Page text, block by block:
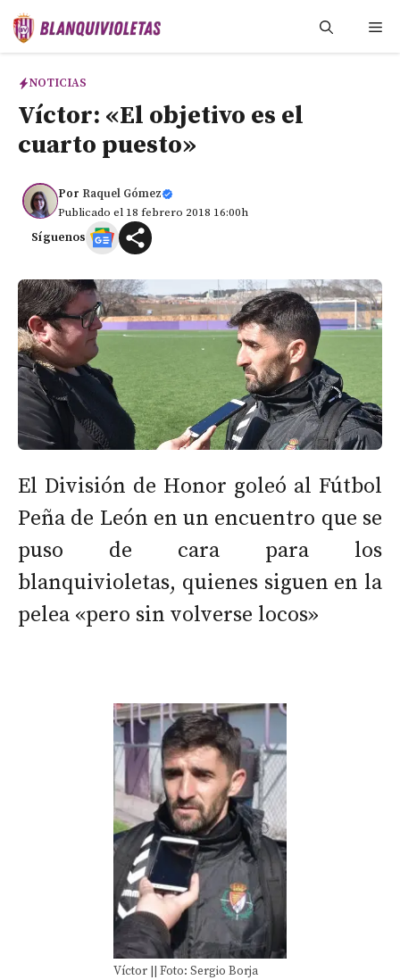
Saltar
NOTICIAS
Víctor: «El objetivo es el
cuarto puesto»
Por Raquel Gómez
Publicado el 18 febrero 2018 16:00h
Síguenos
El División de Honor goleó al Fútbol
Peña de León en un encuentro que se
puso de cara para los
blanquivioletas, quienes siguen en la
pelea «pero sin volverse locos»
Víctor || Foto: Sergio Borja